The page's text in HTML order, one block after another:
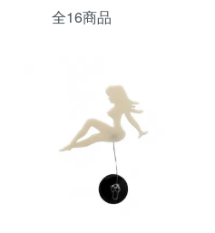
全16商品